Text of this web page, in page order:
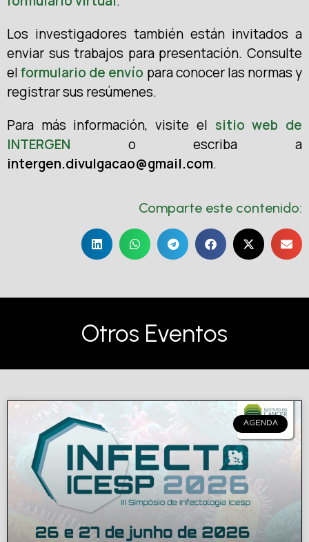
Los investigadores también están invitados a
enviar sus trabajos para presentación. Consulte
elformulario de envío para conocer las normas y
registrar sus resúmenes.
Para más información, visite el sitio web de
INTERGEN o escriba a
intergen.divulgacao@gmail.com.
Comparte este contenido:
Otros Eventos
AGENDA